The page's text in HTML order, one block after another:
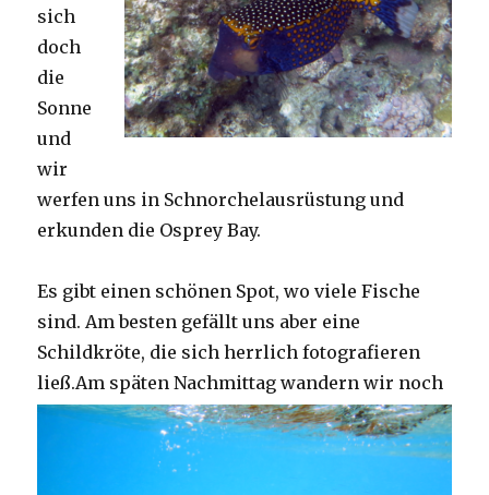
sich
doch
die
Sonne
und
wir
werfen uns in Schnorchelausrüstung und
erkunden die Osprey Bay.
Es gibt einen schönen Spot, wo viele Fische
sind. Am besten gefällt uns aber eine
Schildkröte, die sich herrlich fotografieren
ließ.Am späten Nachmittag wandern wir noch